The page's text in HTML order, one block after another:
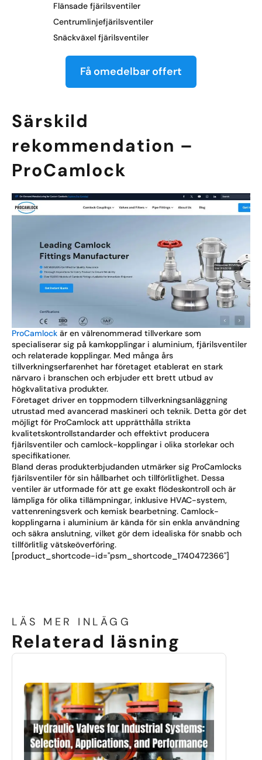
Flänsade fjärilsventiler
Centrumlinjefjärilsventiler
Snäckväxel fjärilsventiler
Få omedelbar offert
Särskild
rekommendation –
ProCamlock
ProCamlock är en välrenommerad tillverkare som
specialiserar sig på kamkopplingar i aluminium, fjärilsventiler
och relaterade kopplingar. Med många års
tillverkningserfarenhet har företaget etablerat en stark
närvaro i branschen och erbjuder ett brett utbud av
högkvalitativa produkter.
Företaget driver en toppmodern tillverkningsanläggning
utrustad med avancerad maskineri och teknik. Detta gör det
möjligt för ProCamlock att upprätthålla strikta
kvalitetskontrollstandarder och effektivt producera
fjärilsventiler och camlock-kopplingar i olika storlekar och
specifikationer.
Bland deras produkterbjudanden utmärker sig ProCamlocks
fjärilsventiler för sin hållbarhet och tillförlitlighet. Dessa
ventiler är utformade för att ge exakt flödeskontroll och är
lämpliga för olika tillämpningar, inklusive HVAC-system,
vattenreningsverk och kemisk bearbetning. Camlock-
kopplingarna i aluminium är kända för sin enkla användning
och säkra anslutning, vilket gör dem idealiska för snabb och
tillförlitlig vätskeöverföring.
[product_shortcode-id="psm_shortcode_1740472366"]
LÄS MER INLÄGG
Relaterad läsning